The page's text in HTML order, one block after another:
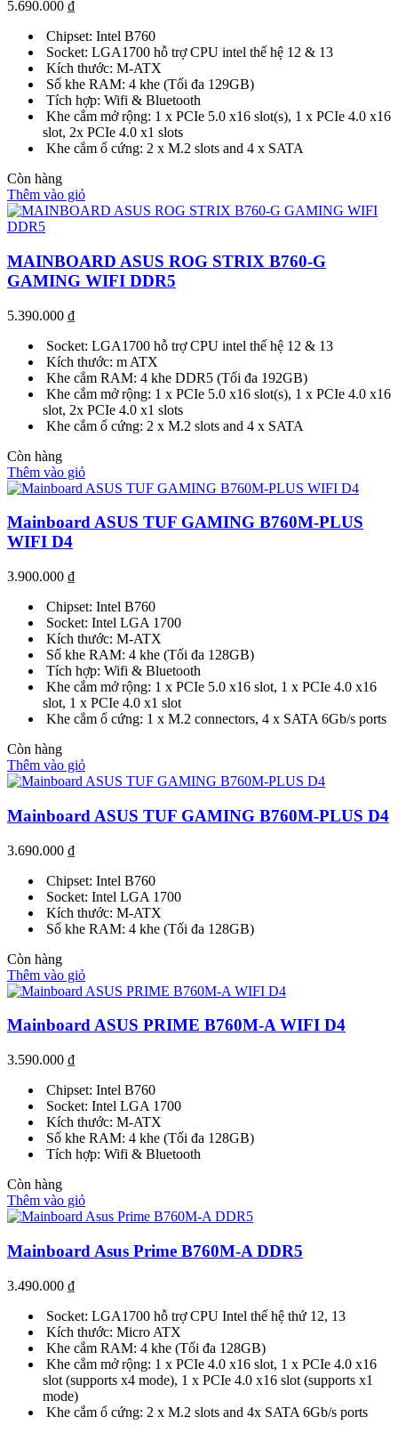
5.690.000 ₫
Chipset: Intel B760
Socket: LGA1700 hỗ trợ CPU intel thế hệ 12 & 13
Kích thước: M-ATX
Số khe RAM: 4 khe (Tối đa 129GB)
Tích hợp: Wifi & Bluetooth
Khe cắm mở rộng: 1 x PCIe 5.0 x16 slot(s), 1 x PCIe 4.0 x16
slot, 2x PCIe 4.0 x1 slots
Khe cắm ổ cứng: 2 x M.2 slots and 4 x SATA
Còn hàng
Thêm vào giỏ
MAINBOARD ASUS ROG STRIX B760-G
GAMING WIFI DDR5
5.390.000 ₫
Socket: LGA1700 hỗ trợ CPU intel thế hệ 12 & 13
Kích thước: m ATX
Khe cắm RAM: 4 khe DDR5 (Tối đa 192GB)
Khe cắm mở rộng: 1 x PCIe 5.0 x16 slot(s), 1 x PCIe 4.0 x16
slot, 2x PCIe 4.0 x1 slots
Khe cắm ổ cứng: 2 x M.2 slots and 4 x SATA
Còn hàng
Thêm vào giỏ
Mainboard ASUS TUF GAMING B760M-PLUS
WIFI D4
3.900.000 ₫
Chipset: Intel B760
Socket: Intel LGA 1700
Kích thước: M-ATX
Số khe RAM: 4 khe (Tối đa 128GB)
Tích hợp: Wifi & Bluetooth
Khe cắm mở rộng: 1 x PCIe 5.0 x16 slot, 1 x PCIe 4.0 x16
slot, 1 x PCIe 4.0 x1 slot
Khe cắm ổ cứng: 1 x M.2 connectors, 4 x SATA 6Gb/s ports
Còn hàng
Thêm vào giỏ
Mainboard ASUS TUF GAMING B760M-PLUS D4
3.690.000 ₫
Chipset: Intel B760
Socket: Intel LGA 1700
Kích thước: M-ATX
Số khe RAM: 4 khe (Tối đa 128GB)
Còn hàng
Thêm vào giỏ
Mainboard ASUS PRIME B760M-A WIFI D4
3.590.000 ₫
Chipset: Intel B760
Socket: Intel LGA 1700
Kích thước: M-ATX
Số khe RAM: 4 khe (Tối đa 128GB)
Tích hợp: Wifi & Bluetooth
Còn hàng
Thêm vào giỏ
Mainboard Asus Prime B760M-A DDR5
3.490.000 ₫
Socket: LGA1700 hỗ trợ CPU Intel thế hệ thứ 12, 13
Kích thước: Micro ATX
Khe cắm RAM: 4 khe (Tối đa 128GB)
Khe cắm mở rộng: 1 x PCIe 4.0 x16 slot, 1 x PCIe 4.0 x16
slot (supports x4 mode), 1 x PCIe 4.0 x16 slot (supports x1
mode)
Khe cắm ổ cứng: 2 x M.2 slots and 4x SATA 6Gb/s ports